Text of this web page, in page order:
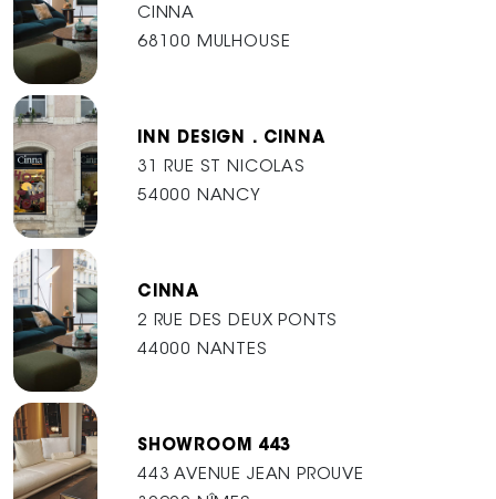
CINNA
68100 MULHOUSE
INN DESIGN . CINNA
31 RUE ST NICOLAS
54000 NANCY
CINNA
2 RUE DES DEUX PONTS
44000 NANTES
SHOWROOM 443
443 AVENUE JEAN PROUVE